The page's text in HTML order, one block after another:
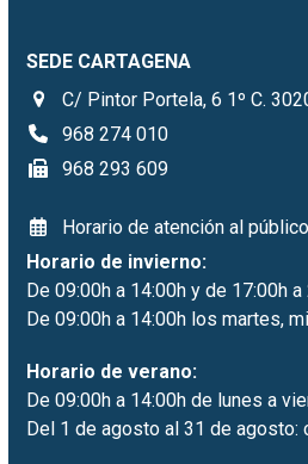
SEDE CARTAGENA
C/ Pintor Portela, 6 1º C.
968 274 010
968 293 609
Horario de atención al público
Horario de invierno:
De 09:00h a 14:00h y de 17:00h
De 09:00h a 14:00h los martes,
Horario de verano:
De 09:00h a 14:00h de lunes a
Del 1 de agosto al 31 de agosto: